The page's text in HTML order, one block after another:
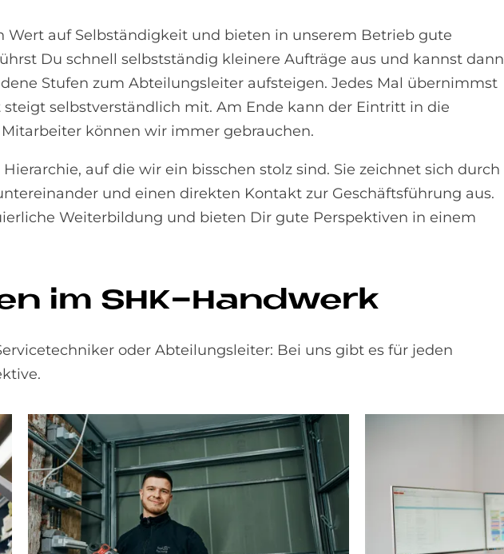
Wert auf Selbständigkeit und bieten in unserem Betrieb gute
Du schnell selbstständig kleinere Aufträge aus und kannst dann
Stufen zum Abteilungsleiter aufsteigen. Jedes Mal übernimmst
selbstverständlich mit. Am Ende kann der Eintritt in die
können wir immer gebrauchen.
auf die wir ein bisschen stolz sind. Sie zeichnet sich durch
und einen direkten Kontakt zur Geschäftsführung aus.
Weiterbildung und bieten Dir gute Perspektiven in einem
im SHK-Hand­werk
oder Abteilungsleiter: Bei uns gibt es für jeden